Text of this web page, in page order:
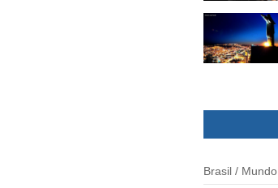
Brasil / Mundo